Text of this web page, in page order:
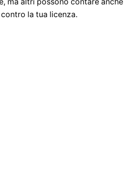
la tua licenza.